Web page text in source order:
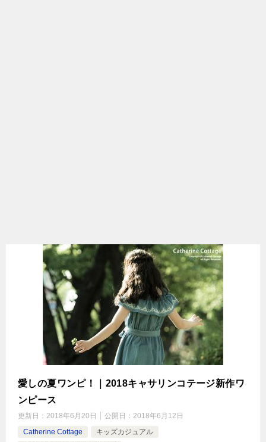
愛しの夏ワンピ！｜2018キャサリンコテージ新作ワ
ンピース
更新日： 2018年6月20日 公開日： 2018年6月12日
Catherine Cottage
キッズカジュアル